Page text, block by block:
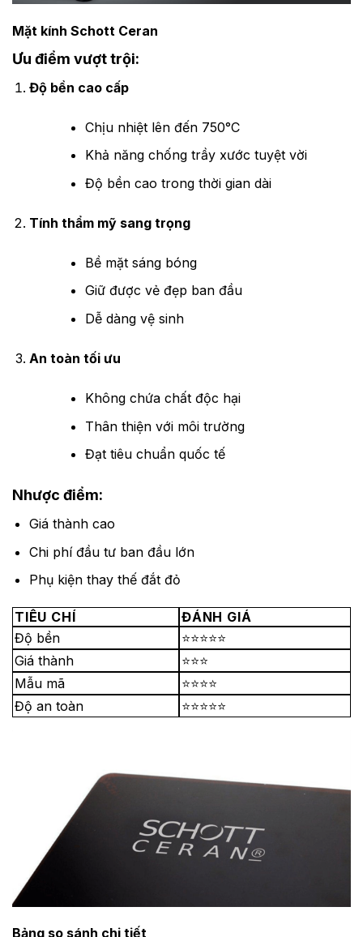
Mặt kính Schott Ceran
Ưu điểm vượt trội:
Độ bền cao cấp
Chịu nhiệt lên đến 750°C
Khả năng chống trầy xước tuyệt vời
Độ bền cao trong thời gian dài
Tính thẩm mỹ sang trọng
Bề mặt sáng bóng
Giữ được vẻ đẹp ban đầu
Dễ dàng vệ sinh
An toàn tối ưu
Không chứa chất độc hại
Thân thiện với môi trường
Đạt tiêu chuẩn quốc tế
Nhược điểm:
Giá thành cao
Chi phí đầu tư ban đầu lớn
Phụ kiện thay thế đắt đỏ
TIÊU CHÍ
ĐÁNH GIÁ
Độ bền
⭐⭐⭐⭐⭐
Giá thành
⭐⭐⭐
Mẫu mã
⭐⭐⭐⭐
Độ an toàn
⭐⭐⭐⭐⭐
Bảng so sánh chi tiết